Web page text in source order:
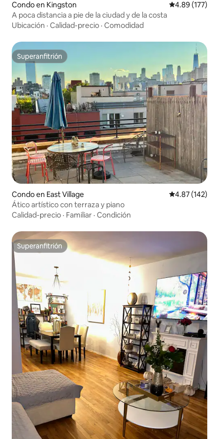
Condo en Kingston Calificación
4.89 (177)
A poca distancia a pie de la ciudad y de la costa
Ubicación · Calidad-precio · Comodidad
Superanfitrión
Superanfitrión
Condo en East Village Calificación
4.87 (142)
Ático artístico con terraza y piano
Calidad-precio · Familiar · Condición
Superanfitrión
Superanfitrión